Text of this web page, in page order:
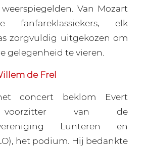
Van Mozart
fanfareklassiekers, elk
zorgvuldig uitgekozen om
gelegenheid te vieren.
de Frel
concert beklom Evert
voorzitter van de
Lunteren en
het podium. Hij bedankte